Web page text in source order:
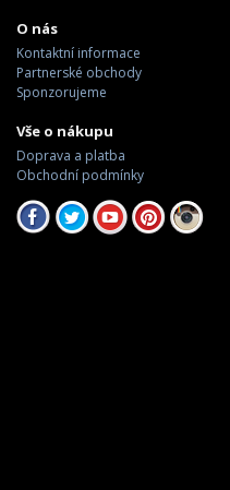
O nás
Kontaktní informace
Partnerské obchody
Sponzorujeme
Vše o nákupu
Doprava a platba
Obchodní podmínky